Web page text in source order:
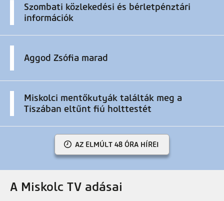
Szombati közlekedési és bérletpénztári
információk
Aggod Zsófia marad
Miskolci mentőkutyák találták meg a
Tiszában eltűnt fiú holttestét
AZ ELMÚLT 48 ÓRA HÍREI
A Miskolc TV adásai